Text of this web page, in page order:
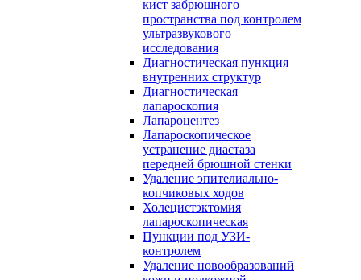
кист забрюшного
пространства под контролем
ультразвукового
исследования
Диагностическая пункция
внутренних структур
Диагностическая
лапароскопия
Лапароцентез
Лапароскопическое
устранение диастаза
передней брюшной стенки
Удаление эпителиально-
копчиковых ходов
Холецистэктомия
лапароскопическая
Пункции под УЗИ-
контролем
Удаление новообразований